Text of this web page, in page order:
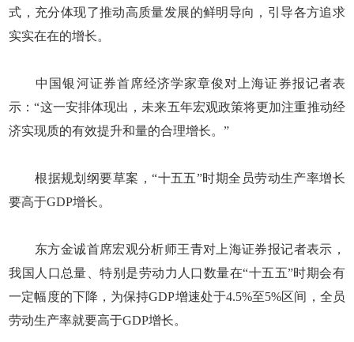
式，充分体现了推动高质量发展的鲜明导向，引导各方追求
实实在在的增长。
中国银河证券首席经济学家章俊对上海证券报记者表
示：“这一安排体现出，未来五年宏观政策将更加注重推动经
济实现质的有效提升和量的合理增长。”
根据规划纲要草案，“十五五”时期全员劳动生产率增长
要高于GDP增长。
东方金诚首席宏观分析师王青对上海证券报记者表示，
我国人口总量、特别是劳动力人口数量在“十五五”时期会有
一定幅度的下降，为保持GDP增速处于4.5%至5%区间，全员
劳动生产率就要高于GDP增长。